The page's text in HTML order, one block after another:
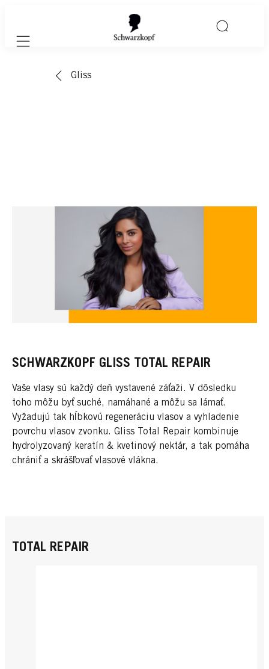
Mobile navigation
Gliss
SCHWARZKOPF GLISS TOTAL REPAIR
Vaše vlasy sú každý deň vystavené záťaži. V dôsledku
toho môžu byť suché, namáhané a môžu sa lámať.
Vyžadujú tak hĺbkovú regeneráciu vlasov a vyhladenie
povrchu vlasov zvonku. Gliss Total Repair kombinuje
hydrolyzovaný keratín & kvetinový nektár, a tak pomáha
chrániť a skrášľovať vlasové vlákna.
TOTAL REPAIR